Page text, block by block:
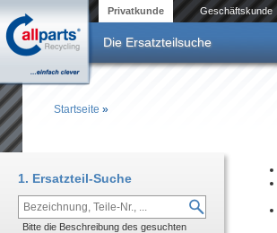
Privatkunde Geschäftskunde
Die Ersatzteilsuche
Startseite »
1. Ersatzteil-Suche
Bitte die Beschreibung des gesuchten